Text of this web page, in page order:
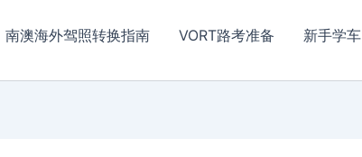
南澳海外驾照转换指南 VORT路考准备 新手学车